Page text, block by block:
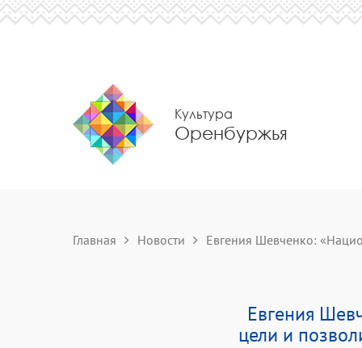
Культура
Оренбуржья
Главная Новости Евгения Шевченко:
Евгения
цели и